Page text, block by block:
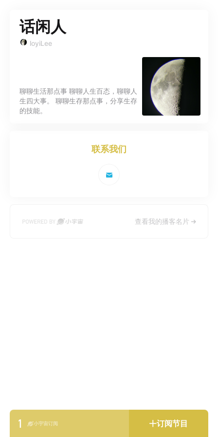
话闲人
loyiLee
聊聊生活那点事 聊聊人生百态，聊聊人
生四大事。 聊聊生存那点事，分享生存
的技能。
联系我们
查看我的播客名片
1 小宇宙订阅 订阅节目